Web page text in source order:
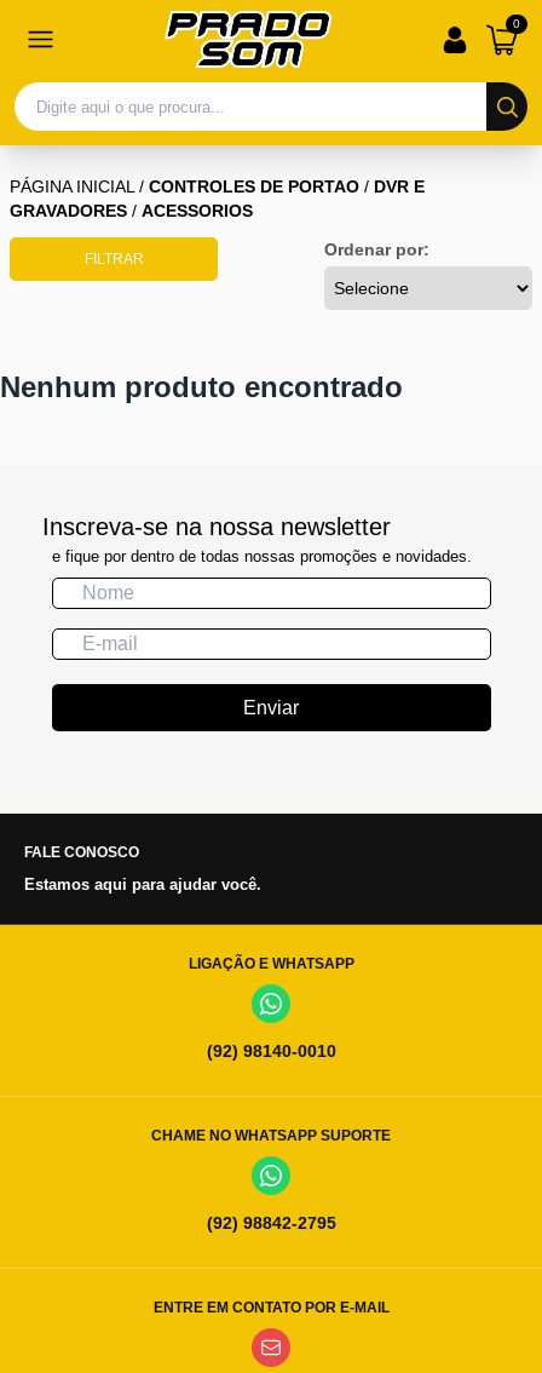
0
PÁGINA INICIAL/ CONTROLES DE PORTAO / DVR E
GRAVADORES / ACESSORIOS
FILTRAR Ordenar por:
Nenhum produto encontrado
Inscreva-se na nossa newsletter
e fique por dentro de todas nossas promoções e novidades.
Enviar
FALE CONOSCO
Estamos aqui para ajudar você.
LIGAÇÃO E WHATSAPP
(92) 98140-0010
CHAME NO WHATSAPP SUPORTE
(92) 98842-2795
ENTRE EM CONTATO POR E-MAIL